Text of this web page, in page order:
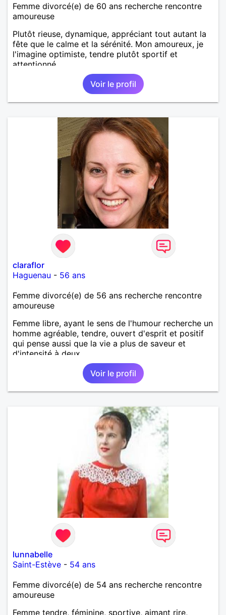
Femme divorcé(e) de 60 ans recherche rencontre
amoureuse
Plutôt rieuse, dynamique, appréciant tout autant la
fête que le calme et la sérénité. Mon amoureux, je
l'imagine optimiste, tendre plutôt sportif et
attentionné.
Voir le profil
claraflor
Haguenau - 56 ans
Femme divorcé(e) de 56 ans recherche rencontre
amoureuse
Femme libre, ayant le sens de l'humour recherche un
homme agréable, tendre, ouvert d'esprit et positif
qui pense aussi que la vie a plus de saveur et
d'intensité à deux.
Voir le profil
lunnabelle
Saint-Estève - 54 ans
Femme divorcé(e) de 54 ans recherche rencontre
amoureuse
Femme tendre, féminine, sportive, aimant rire,